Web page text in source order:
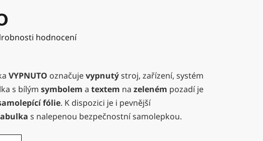
hodnocení
VYPNUTO označujevypnutýstroj, zařízení, systém
s bílým symbolem a textem na zeleném pozadí je
fólie. K dispozici je i pevnější
s nalepenou bezpečnostní samolepkou.